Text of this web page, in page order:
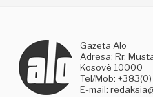
Gazeta Alo
Adresa: Rr.
Kosovë 10000
Tel/Mob:
E-mail: